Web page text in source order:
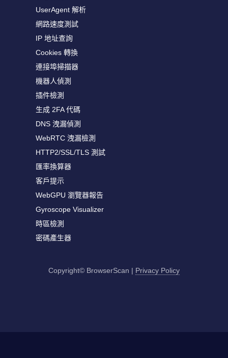
UserAgent 解析
網路速度測試
IP 地址查詢
Cookies 轉換
連接埠掃描器
機器人偵測
插件檢測
生成 2FA 代碼
DNS 洩漏偵測
WebRTC 洩漏檢測
HTTP2/SSL/TLS 測試
匯率換算器
客戶提示
WebGPU 瀏覽器報告
Gyroscope Visualizer
時區檢測
密碼產生器
Copyright© BrowserScan | Privacy Policy